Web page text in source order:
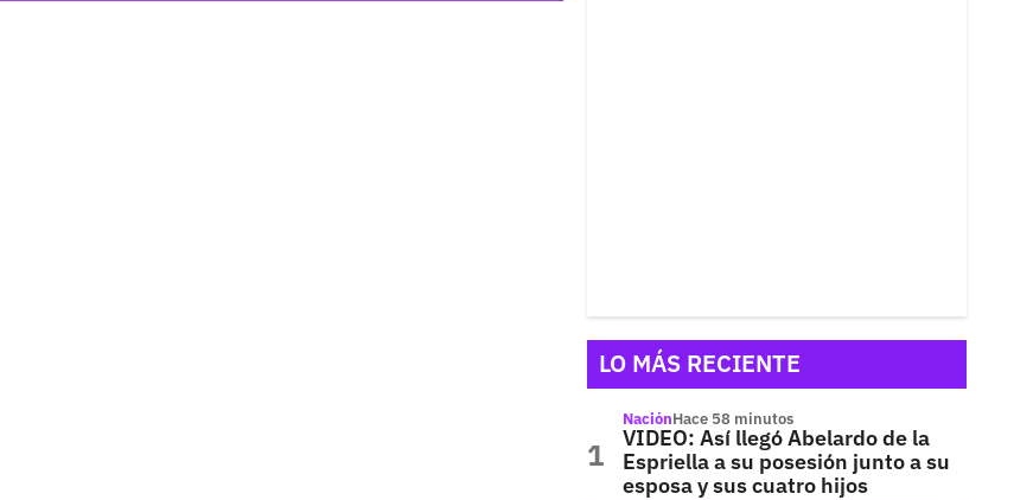
LO MÁS RECIENTE
NaciónHace 58 minutos
VIDEO: Así llegó Abelardo de la
Espriella a su posesión junto a su
esposa y sus cuatro hijos